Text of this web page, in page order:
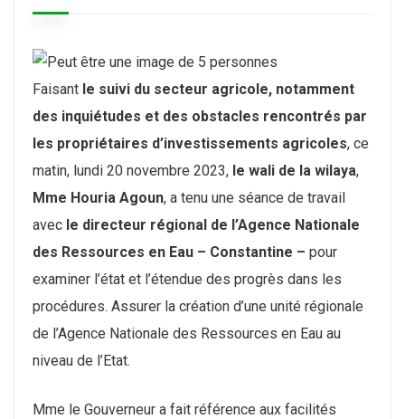
Faisant le suivi du secteur agricole, notamment
des inquiétudes et des obstacles rencontrés par
les propriétaires d’investissements agricoles, ce
matin, lundi 20 novembre 2023, le wali de la wilaya,
Mme Houria Agoun, a tenu une séance de travail
avec le directeur régional de l’Agence Nationale
des Ressources en Eau – Constantine – pour
examiner l’état et l’étendue des progrès dans les
procédures. Assurer la création d’une unité régionale
de l’Agence Nationale des Ressources en Eau au
niveau de l’Etat.
Mme le Gouverneur a fait référence aux facilités